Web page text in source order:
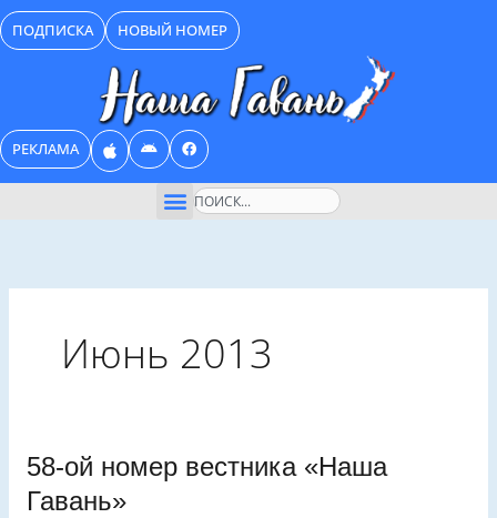
Перейти
к
содержимому
ПОДПИСКА НОВЫЙ НОМЕР
РЕКЛАМА
Поиск
Июнь 2013
58-ой номер вестника «Наша
Гавань»
58-
ой